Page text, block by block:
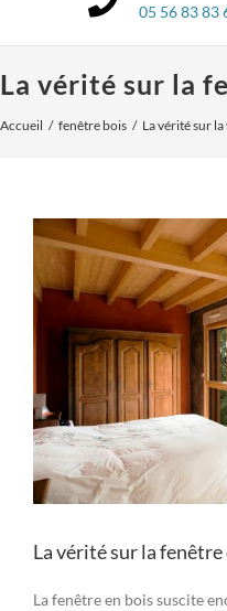
05 56 83 83
La vérité sur la
Accueil fenêtre bois La vérité sur
l'image
La vérité sur la fenêtre
La fenêtre en bois suscite